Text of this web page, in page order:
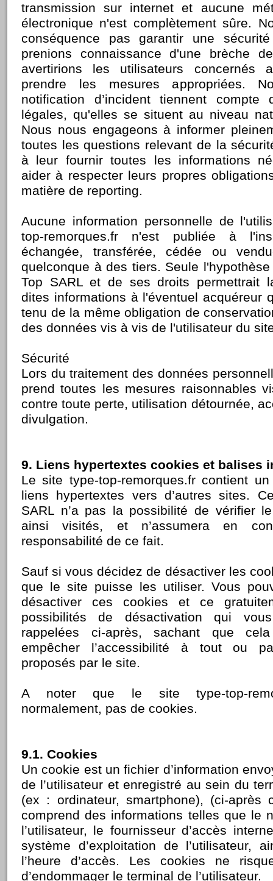
transmission sur internet et aucune
électronique n'est complètement sûre.
conséquence pas garantir une
prenions connaissance d'une brèche
avertirions les utilisateurs concernés
prendre les mesures appropriées.
notification d’incident tiennent compte
légales, qu'elles se situent au niveau
Nous nous engageons à informer
toutes les questions relevant de la
à leur fournir toutes les informations
aider à respecter leurs propres
matière de reporting.
Aucune information personnelle de
top-remorques.fr n'est publiée à
échangée, transférée, cédée ou
quelconque à des tiers. Seule
Top SARL et de ses droits permettrait
dites informations à l'éventuel acquéreur
tenu de la même obligation de
des données vis à vis de l'utilisateur du
Sécurité
Lors du traitement des données
prend toutes les mesures raisonnables
contre toute perte, utilisation détournée,
divulgation.
9. Liens hypertextes cookies et balises
Le site type-top-remorques.fr contient
liens hypertextes vers d’autres sites.
SARL n’a pas la possibilité de vérifier
ainsi visités, et n’assumera en
responsabilité de ce fait.
Sauf si vous décidez de désactiver les
que le site puisse les utiliser. Vous
désactiver ces cookies et ce
possibilités de désactivation qui
rappelées ci-après, sachant que
empêcher l’accessibilité à tout ou
proposés par le site.
A noter que le site type-top-
normalement, pas de cookies.
9.1. Cookies
Un cookie est un fichier d’information
de l’utilisateur et enregistré au sein du
(ex : ordinateur, smartphone), (ci-après
comprend des informations telles que le
l’utilisateur, le fournisseur d’accès
système d’exploitation de l’utilisateur,
l’heure d’accès. Les cookies ne
d’endommager le terminal de l’utilisateur.